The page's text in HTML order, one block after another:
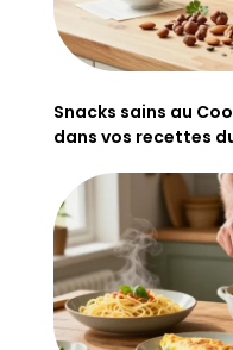
Snacks sains au
dans vos recettes